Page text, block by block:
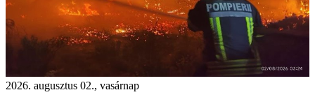
2026. augusztus 02., vasárnap